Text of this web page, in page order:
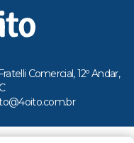
Comercial, 12º Andar,